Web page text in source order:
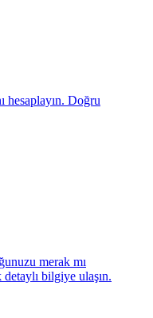
hesaplayın. Doğru
merak mı
bilgiye ulaşın.